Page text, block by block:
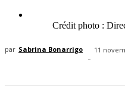
Crédit photo :
par Sabrina Bonarrigo
-
11